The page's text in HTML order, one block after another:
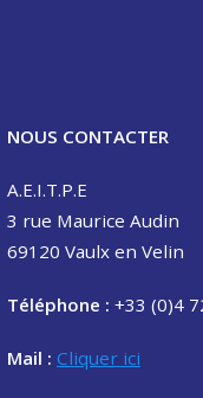
NOUS CONTACTER
A.E.I.T.P.E
3 rue Maurice Audin
69120 Vaulx en Velin
Téléphone : +33 (0)4
Mail : Cliquer ici